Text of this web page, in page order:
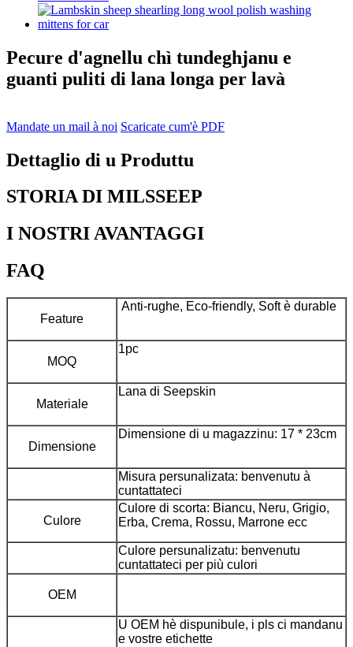
Pecure d'agnellu chì tundeghjanu e
guanti puliti di lana longa per lavà
Mandate un mail à noi Scaricate cum'è PDF
Dettaglio di u Produttu
STORIA DI MILSSEEP
I NOSTRI AVANTAGGI
FAQ
Feature
Anti-rughe, Eco-friendly, Soft è durable
MOQ
1pc
Materiale
Lana di Seepskin
Dimensione
Dimensione di u magazzinu: 17 * 23cm
Misura persunalizata: benvenutu à
cuntattateci
Culore
Culore di scorta: Biancu, Neru, Grigio,
Erba, Crema, Rossu, Marrone ecc
Culore persunalizatu: benvenutu
cuntattateci per più culori
OEM
U OEM hè dispunibule, i pls ci mandanu
e vostre etichette